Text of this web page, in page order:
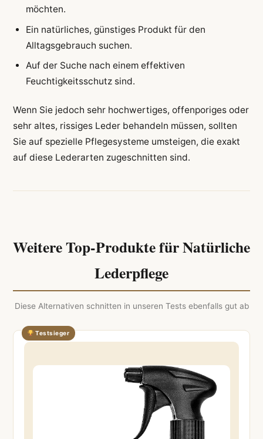
möchten.
Ein natürliches, günstiges Produkt für den
Alltagsgebrauch suchen.
Auf der Suche nach einem effektiven
Feuchtigkeitsschutz sind.
Wenn Sie jedoch sehr hochwertiges, offenporiges oder
sehr altes, rissiges Leder behandeln müssen, sollten
Sie auf spezielle Pflegesysteme umsteigen, die exakt
auf diese Lederarten zugeschnitten sind.
Weitere Top-Produkte für Natürliche
Lederpflege
Diese Alternativen schnitten in unseren Tests ebenfalls gut ab
Testsieger